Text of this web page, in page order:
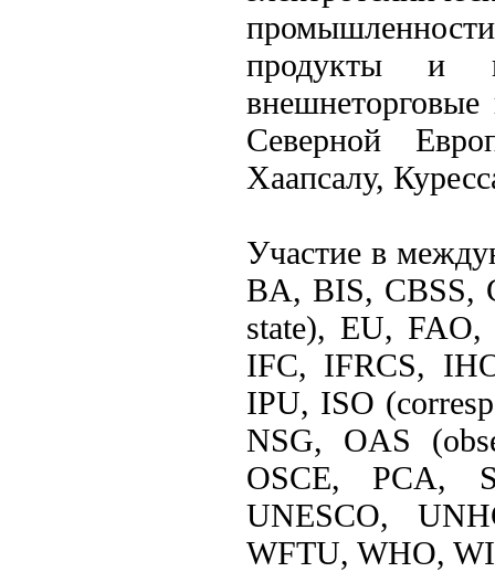
продукты и
Северной
Хаапсалу,
Участие в
BA, BIS, CBSS,
state), EU,
IFC, IFRCS,
IPU, ISO
NSG, OAS
OSCE, PCA,
UNESCO,
WFTU, WHO,